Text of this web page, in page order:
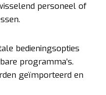
personeel of
bedieningsopties
programma’s.
geïmporteerd en